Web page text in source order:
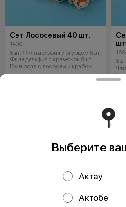
Сет Лососевый 40 шт.
1400 г
8шт. Филадельфия с огурцом 8шт.
Филадельфия с креветкой 8шт.
Грин ролл с лососем и крабом
Выберите
Актау
Актобе